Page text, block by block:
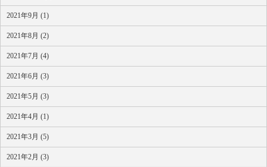
2021年9月 (1)
2021年8月 (2)
2021年7月 (4)
2021年6月 (3)
2021年5月 (3)
2021年4月 (1)
2021年3月 (5)
2021年2月 (3)